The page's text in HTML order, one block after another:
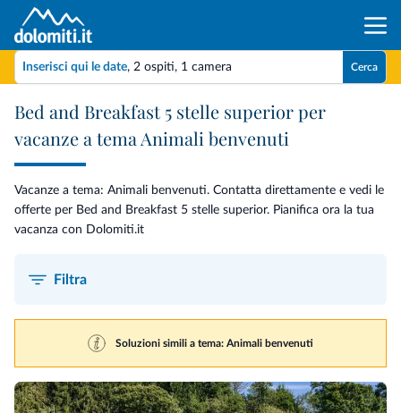
Inserisci qui le date, 2 ospiti, 1 camera Cerca
Bed and Breakfast 5 stelle superior per
vacanze a tema Animali benvenuti
Vacanze a tema: Animali benvenuti. Contatta direttamente e vedi le
offerte per Bed and Breakfast 5 stelle superior. Pianifica ora la tua
vacanza con Dolomiti.it
Filtra
Soluzioni simili a tema: Animali benvenuti